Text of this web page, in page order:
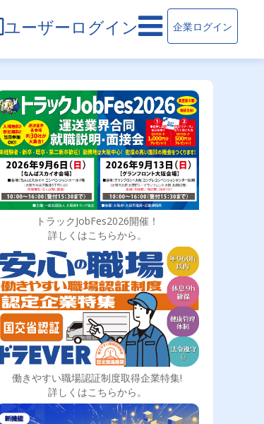
ユーザーログイン 企業ログイン
トラックJobFes2026開催！
詳しくはこちらから。
働きやすい職場認証制度取得企業特集!
詳しくはこちらから。